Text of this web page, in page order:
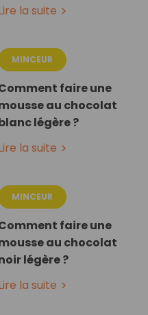
la suite
MINCEUR
faire une
au chocolat
légère ?
la suite
MINCEUR
faire une
au chocolat
légère ?
la suite